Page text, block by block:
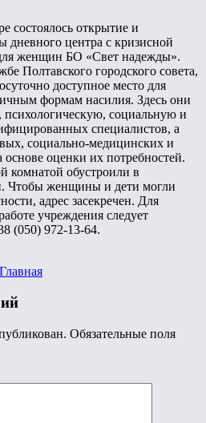
состоялось открытие и
дневного центра с кризисной
женщин БО «Свет надежды».
Полтавского городского совета,
доступное место для
формам насилия. Здесь они
социальную и
специалистов, а
социально-медицинских и
оценки их потребностей.
комнатой обустроили в
Чтобы женщины и дети могли
адрес засекречен. Для
учреждения следует
(050) 972-13-64.
Главная
Обязательные поля